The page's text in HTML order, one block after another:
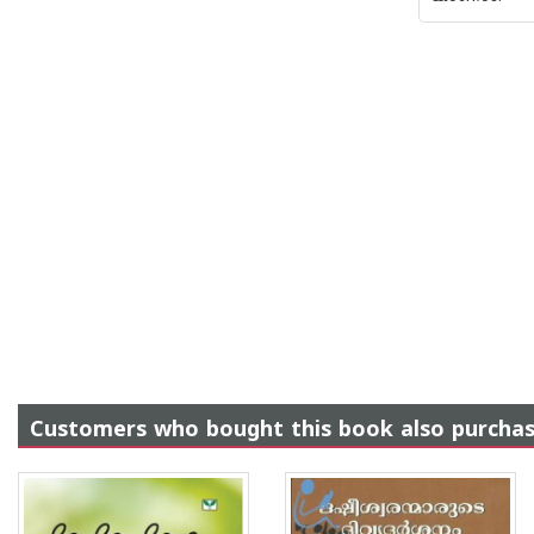
Customers who bought this book also